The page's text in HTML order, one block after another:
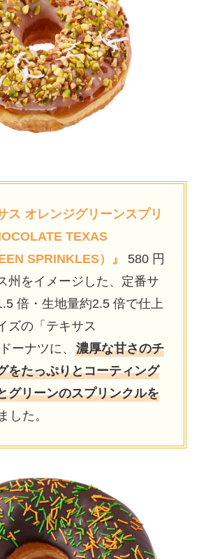
ス オレンジグリーンスプリ
TEXAS
SPRINKLES）』
580 円
州をイメージした、定番サ
倍・生地量約2.5 倍で仕上
ズの「テキサス
ーナツに、
濃厚な甘さのチ
をたっぷりとコーティング
グリーンのスプリンクルを
した。